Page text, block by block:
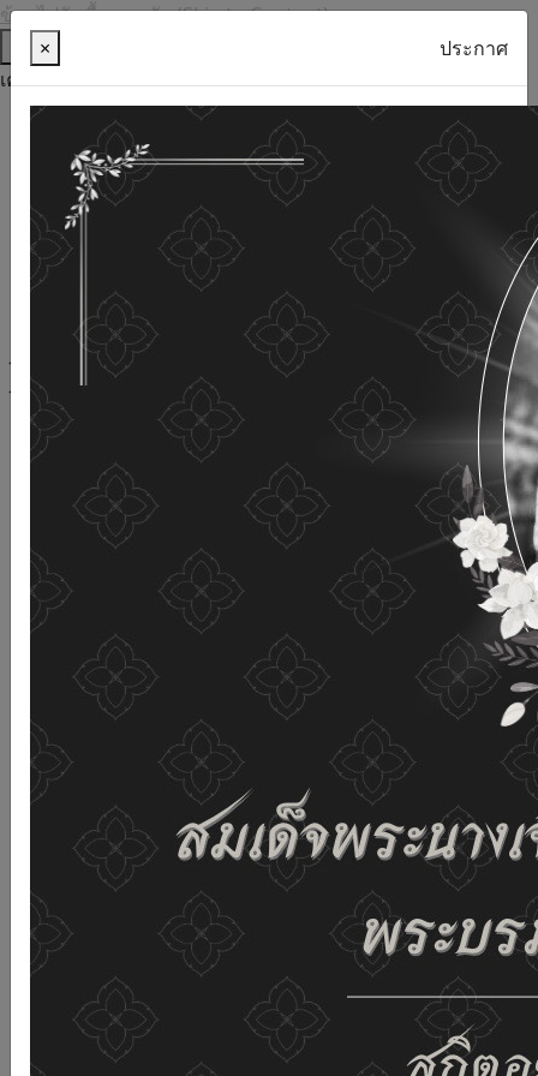
ข้ามไปยังเนื้อหาหลัก (Skip to Content)
ช่วยเหลือ
เครื่องมือการเข้าถึง
ภาษาไทย
ภาษาอังกฤษ
เพิ่มขนาดตัวอักษร
ลดขนาดตัวอักษร
ขนาดตัวอักษรปกติ
ความคมชัดสูง
ความคมชัดเชิงลบ
ความคมชัดปกติ
เปิดอ่านด้วยเสียง
ปิดอ่านด้วยเสียง
ผังเว็บไซต์
เว็บไซต์นี้ใช้คุกกี้ (Cookies)
กรมกิจการผู้สูงอายุ
ให้ความสำคัญต่อข้อมูลส่วนบุคคลของ
ท่าน เพื่อการพัฒนาและปรับปรุงเว็บไซต์ หากท่านใช้บริการ
เว็บไซต์นี้โดยไม่มีการปรับตั้งค่าใดๆ แสดงว่าท่านยินยอมที่จะ
รับคุกกี้บนเว็บไซต์ และนโยบายสิทธิส่วนบุคคลของเรา
ดูรายละเอียด ยอมรับทั้งหมด
02-659-6811 saraban@dop.mail.go.th
เปลี่ยนการแสดงผล
ก-ก
× ประกาศ